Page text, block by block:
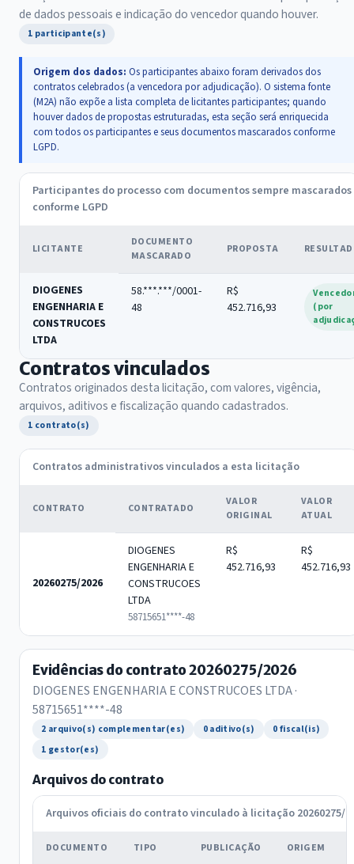
de dados pessoais e indicação do vencedor quando houver.
1 participante(s)
Origem dos dados: Os participantes abaixo foram derivados dos
contratos celebrados (a vencedora por adjudicação). O sistema fonte
(M2A) não expõe a lista completa de licitantes participantes; quando
houver dados de propostas estruturadas, esta seção será enriquecida
com todos os participantes e seus documentos mascarados conforme
LGPD.
Participantes do processo com documentos sempre mascarados
conforme LGPD
LICITANTE
DOCUMENTO
MASCARADO
PROPOSTA
DIOGENES
ENGENHARIA E
CONSTRUCOES
LTDA
58.***.***/0001-
48
R$
452.716,93
(por
Contratos vinculados
Contratos originados desta licitação, com valores, vigência,
arquivos, aditivos e fiscalização quando cadastrados.
1 contrato(s)
Contratos administrativos vinculados a esta licitação
CONTRATO CONTRATADO
VALOR
ORIGINAL
VALOR
ATUAL
20260275/2026
DIOGENES
ENGENHARIA E
CONSTRUCOES
LTDA
58715651****-48
R$
452.716,93
R$
452.716,93
Evidências do contrato 20260275/2026
DIOGENES ENGENHARIA E CONSTRUCOES LTDA ·
58715651****-48
2 arquivo(s) complementar(es) 0 aditivo(s)
0 fiscal(is)
1 gestor(es)
Arquivos do contrato
Arquivos oficiais do contrato vinculado à licitação 20260275/
DOCUMENTO TIPO PUBLICAÇÃO ORIGEM